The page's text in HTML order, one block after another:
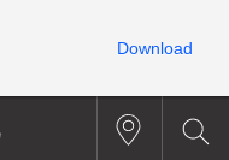
Download